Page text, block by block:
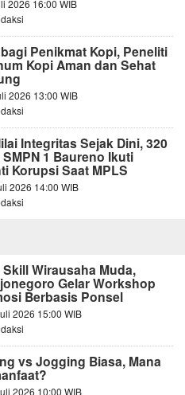
2026 16:00 WIB
Penikmat Kopi, Peneliti
Kopi Aman dan Sehat
2026 13:00 WIB
Integritas Sejak Dini, 320
1 Baureno Ikuti
Korupsi Saat MPLS
2026 14:00 WIB
Wirausaha Muda,
Gelar Workshop
Berbasis Ponsel
2026 15:00 WIB
vs Jogging Biasa, Mana
2026 10:00 WIB